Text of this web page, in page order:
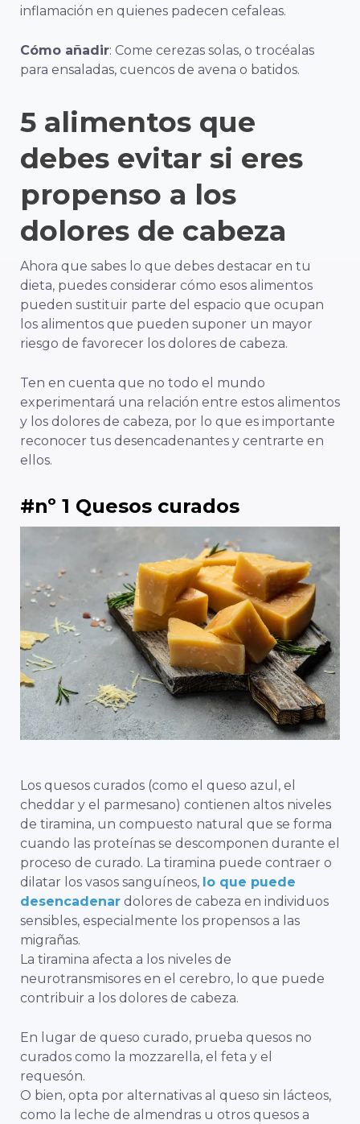
inflamación en quienes padecen cefaleas.
Cómo añadir: Come cerezas solas, o trocéalas
para ensaladas, cuencos de avena o batidos.
5 alimentos que
debes evitar si eres
propenso a los
dolores de cabeza
Ahora que sabes lo que debes destacar en tu
dieta, puedes considerar cómo esos alimentos
pueden sustituir parte del espacio que ocupan
los alimentos que pueden suponer un mayor
riesgo de favorecer los dolores de cabeza.
Ten en cuenta que no todo el mundo
experimentará una relación entre estos alimentos
y los dolores de cabeza, por lo que es importante
reconocer tus desencadenantes y centrarte en
ellos.
#nº 1 Quesos curados
Los quesos curados (como el queso azul, el
cheddar y el parmesano) contienen altos niveles
de tiramina, un compuesto natural que se forma
cuando las proteínas se descomponen durante el
proceso de curado. La tiramina puede contraer o
dilatar los vasos sanguíneos, lo que puede
desencadenar dolores de cabeza en individuos
sensibles, especialmente los propensos a las
migrañas.
La tiramina afecta a los niveles de
neurotransmisores en el cerebro, lo que puede
contribuir a los dolores de cabeza.
En lugar de queso curado, prueba quesos no
curados como la mozzarella, el feta y el
requesón.
O bien, opta por alternativas al queso sin lácteos,
como la leche de almendras u otros quesos a